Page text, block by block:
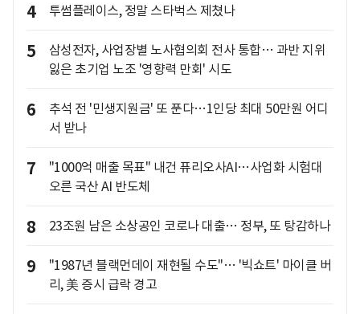
4 투썸플레이스, 정말 스타벅스 제쳤나
5
삼성전자, 사업장별 노사협의회 전사 통합… 과반 지위
잃은 초기업 노조 '영향력 만회' 시도
6
추석 전 '민생지원금' 또 푼다…1인당 최대 50만원 어디
서 받나
7
"1000억 매출 목표" 내건 퓨리오사AI…사업화 시험대
오른 국산 AI 반도체
8 23조원 남은 소상공인 코로나 대출… 정부, 또 탕감하나
9
"1987년 블랙먼데이 재현될 수도"… '빅쇼트' 마이클 버
리, 美 증시 급락 경고